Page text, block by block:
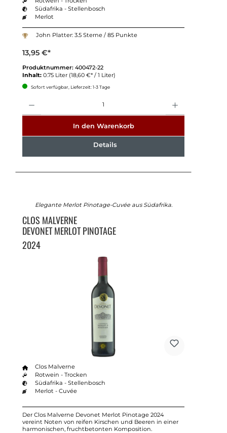
Südafrika - Stellenbosch
Merlot
John Platter: 3.5 Sterne / 85 Punkte
13,95 €*
Produktnummer: 400472-22
Inhalt: 0.75 Liter (18,60 €* / 1 Liter)
Sofort verfügbar, Lieferzeit: 1-3 Tage
In den Warenkorb
Details
Elegante Merlot Pinotage-Cuvée aus Südafrika.
CLOS MALVERNE
DEVONET MERLOT PINOTAGE
2024
Clos Malverne
Rotwein - Trocken
Südafrika - Stellenbosch
Merlot - Cuvée
Der Clos Malverne Devonet Merlot Pinotage 2024
vereint Noten von reifen Kirschen und Beeren in einer
harmonischen, fruchtbetonten Komposition.